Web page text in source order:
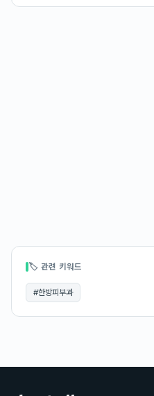
🏷 관련 키워드
#한방피부과